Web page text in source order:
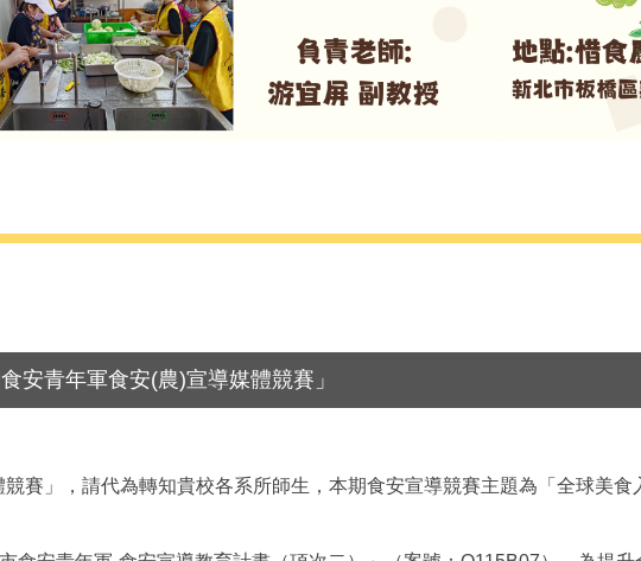
安青年軍食安(農)宣導媒體競賽」
賽」，請代為轉知貴校各系所師生，本期食安宣導競賽主題為「全球美